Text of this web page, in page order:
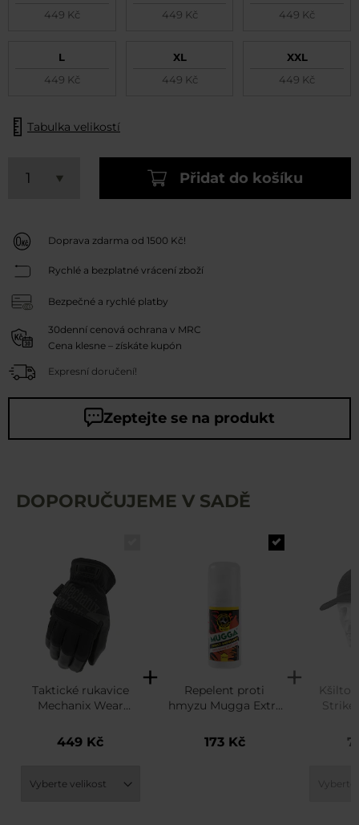
449 Kč
449 Kč
449 Kč
L
449 Kč
XL
449 Kč
XXL
449 Kč
Tabulka velikostí
Přidat do košíku
Doprava zdarma od 1500 Kč!
Rychlé a bezplatné vrácení zboží
Bezpečné a rychlé platby
30denní cenová ochrana v MRC
Cena klesne – získáte kupón
Expresní doručení!
Zeptejte se na produkt
DOPORUČUJEME V SADĚ
Taktické rukavice
Mechanix Wear
Covert Black
449 Kč
Repelent proti
hmyzu Mugga Extra
DEET - 50 ml
173 Kč